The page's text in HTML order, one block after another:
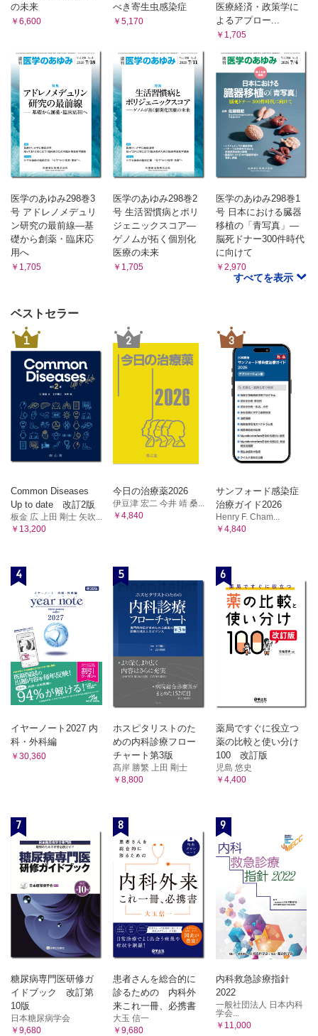
の未来
￥6,600
べき寄生虫感染症
￥5,170
医療経済・政策学に
よるアプロー...
￥1,705
医学のあゆみ298巻3
号 アドレノメデュリ
ン研究の最前線―基
礎から創薬・臨床応
用へ
￥1,705
医学のあゆみ298巻2
号 生活習慣病とポリ
ジェニックスコア―
ゲノムが拓く個別化
医療の未来
￥1,705
医学のあゆみ298巻1
号 日本における臓器
移植の「青写真」―
脳死ドナー300件時代
に向けて
￥2,970
すべてを表示
ベストセラー
1
Common Diseases
Up to date 改訂2版
板金 広 上田 剛士 矢吹...
￥13,200
2
今日の治療薬2026
伊豆津 宏二 今井 靖 桑...
￥4,840
3
サンフォード感染症
治療ガイド2026
Henry F. Cham...
￥4,840
4
イヤーノート2027 内
科・外科編
￥30,360
5
ホスピタリストのた
めの内科診療フロー
チャート第3版
髙岸 勝繁 上田 剛士
￥8,800
6
薬局ですぐに役立つ
薬の比較と使い分け
100 改訂版
児島 悠史
￥4,400
7
糖尿病専門医研修ガ
イドブック 改訂第
10版
日本糖尿病学会
￥9,680
8
患者さんを総合的に
診るための 内科外
来これ一冊、必携書
大玉 信一
￥9,680
9
内科救急診療指針
2022
一般社団法人 日本内科
学会...
￥11,000